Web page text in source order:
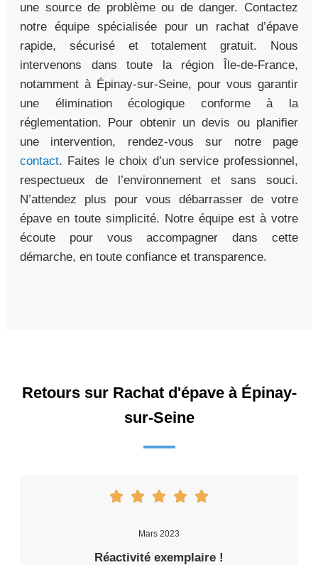
une source de problème ou de danger. Contactez
notre équipe spécialisée pour un rachat d’épave
rapide, sécurisé et totalement gratuit. Nous
intervenons dans toute la région Île-de-France,
notamment à Épinay-sur-Seine, pour vous garantir
une élimination écologique conforme à la
réglementation. Pour obtenir un devis ou planifier
une intervention, rendez-vous sur notre page
contact. Faites le choix d’un service professionnel,
respectueux de l’environnement et sans souci.
N’attendez plus pour vous débarrasser de votre
épave en toute simplicité. Notre équipe est à votre
écoute pour vous accompagner dans cette
démarche, en toute confiance et transparence.
Retours sur Rachat d'épave à Épinay-
sur-Seine
Mars 2023
Réactivité exemplaire !